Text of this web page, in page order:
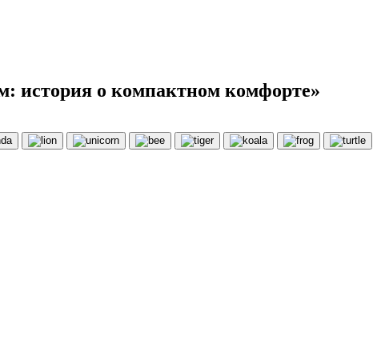
история о компактном комфорте»